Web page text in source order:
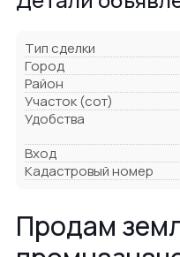
Тип сделки
Город
Район
Участок (сот)
Удобства
Вход
Кадастровый номер
Продам